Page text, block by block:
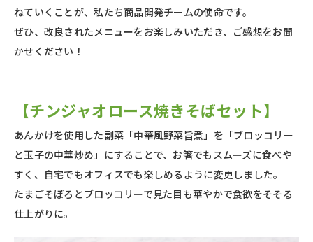
ねていくことが、私たち商品開発チームの使命です。
ぜひ、改良されたメニューをお楽しみいただき、ご感想をお聞
かせください！
【チンジャオロース焼きそばセット】
あんかけを使用した副菜「中華風野菜旨煮」を「ブロッコリー
と玉子の中華炒め」にすることで、お箸でもスムーズに食べや
すく、自宅でもオフィスでも楽しめるように変更しました。
たまごそぼろとブロッコリーで見た目も華やかで食欲をそそる
仕上がりに。